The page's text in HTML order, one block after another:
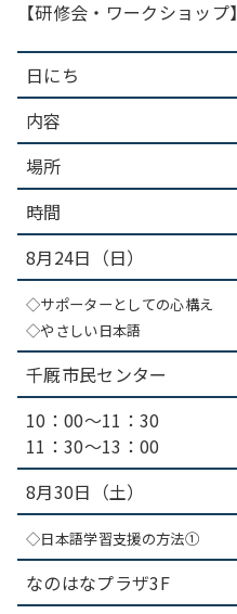
【研修会・ワークショップ】
日にち
内容
場所
時間
8月24日（日）
◇サポーターとしての心構え
◇やさしい日本語
千厩市民センター
10：00～11：30
11：30～13：00
8月30日（土）
◇日本語学習支援の方法①
なのはなプラザ3F